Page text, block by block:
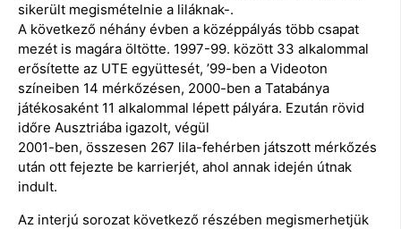
sikerült megismételnie a liláknak-.
A következő néhány évben a középpályás több csapat
mezét is magára öltötte. 1997-99. között 33 alkalommal
erősítette az UTE együttesét, ’99-ben a Videoton
színeiben 14 mérkőzésen, 2000-ben a Tatabánya
játékosaként 11 alkalommal lépett pályára. Ezután rövid
időre Ausztriába igazolt, végül
2001-ben, összesen 267 lila-fehérben játszott mérkőzés
után ott fejezte be karrierjét, ahol annak idején útnak
indult.
Az interjú sorozat következő részében megismerhetjük